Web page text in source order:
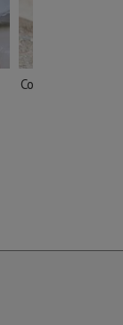
Conjunto